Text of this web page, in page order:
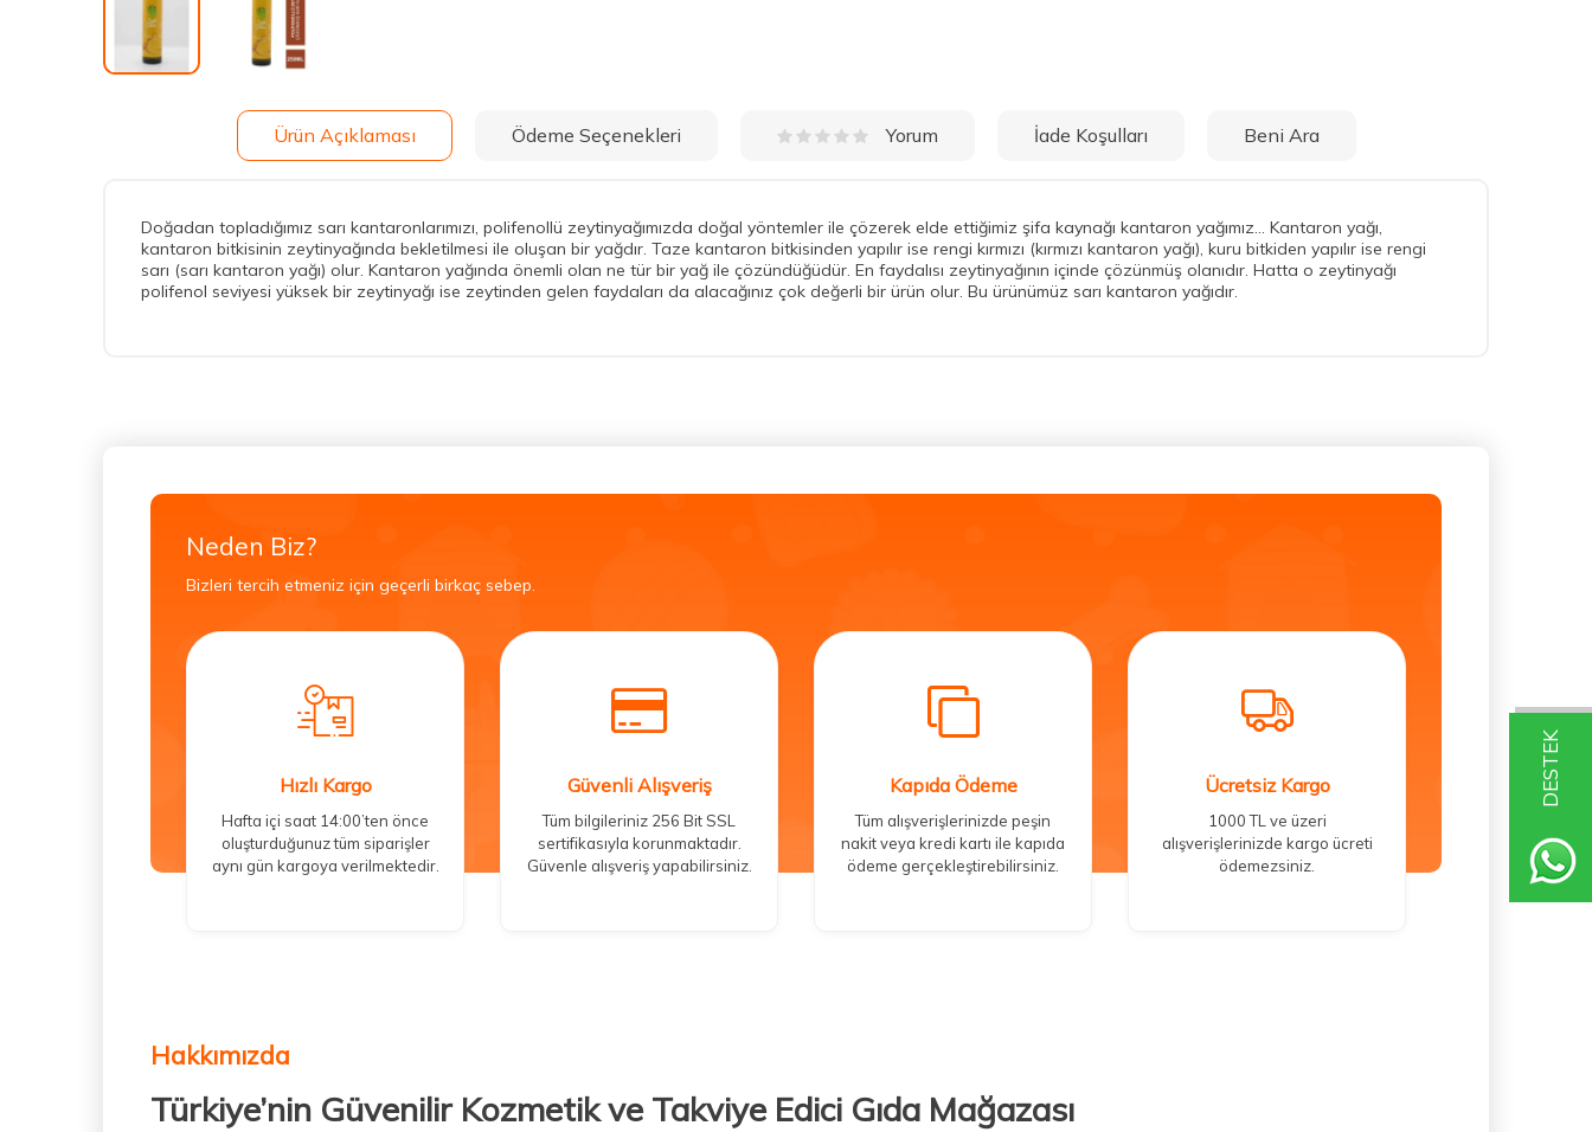
DESTEK
Ürün Açıklaması Ödeme Seçenekleri Yorum İade Koşulları Beni Ara
Doğadan topladığımız sarı kantaronlarımızı, polifenollü zeytinyağımızda doğal yöntemler ile çözerek elde ettiğimiz şifa kaynağı kantaron yağımız... Kantaron yağı,
kantaron bitkisinin zeytinyağında bekletilmesi ile oluşan bir yağdır. Taze kantaron bitkisinden yapılır ise rengi kırmızı (kırmızı kantaron yağı), kuru bitkiden yapılır ise rengi
sarı (sarı kantaron yağı) olur. Kantaron yağında önemli olan ne tür bir yağ ile çözündüğüdür. En faydalısı zeytinyağının içinde çözünmüş olanıdır. Hatta o zeytinyağı
polifenol seviyesi yüksek bir zeytinyağı ise zeytinden gelen faydaları da alacağınız çok değerli bir ürün olur. Bu ürünümüz sarı kantaron yağıdır.
Neden Biz?
Bizleri tercih etmeniz için geçerli birkaç sebep.
Hızlı Kargo
Hafta içi saat 14:00’ten önce
oluşturduğunuz tüm siparişler
aynı gün kargoya verilmektedir.
Güvenli Alışveriş
Tüm bilgileriniz 256 Bit SSL
sertifikasıyla korunmaktadır.
Güvenle alışveriş yapabilirsiniz.
Kapıda Ödeme
Tüm alışverişlerinizde peşin
nakit veya kredi kartı ile kapıda
ödeme gerçekleştirebilirsiniz.
Ücretsiz Kargo
1000 TL ve üzeri
alışverişlerinizde kargo ücreti
ödemezsiniz.
Hakkımızda
Türkiye’nin Güvenilir Kozmetik ve Takviye Edici Gıda Mağazası